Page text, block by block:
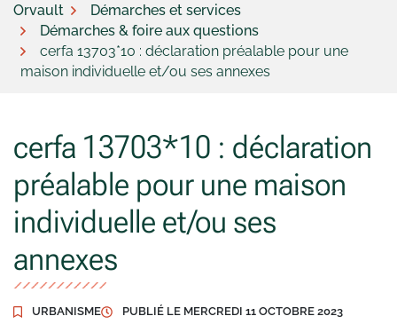
Orvault
Démarches et services
Démarches & foire aux questions
cerfa 13703*10 : déclaration préalable pour une
maison individuelle et/ou ses annexes
cerfa 13703*10 : déclaration
préalable pour une maison
individuelle et/ou ses
annexes
URBANISME PUBLIÉ LE MERCREDI 11 OCTOBRE 2023